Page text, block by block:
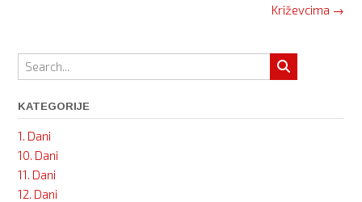
Križevcima →
KATEGORIJE
1. Dani
10. Dani
11. Dani
12. Dani